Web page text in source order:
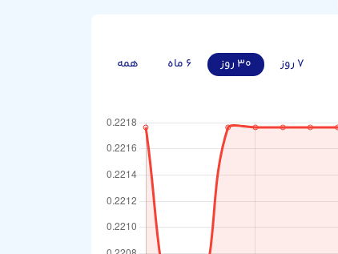
۷ روز ۳۰ روز ۶ ماه همه